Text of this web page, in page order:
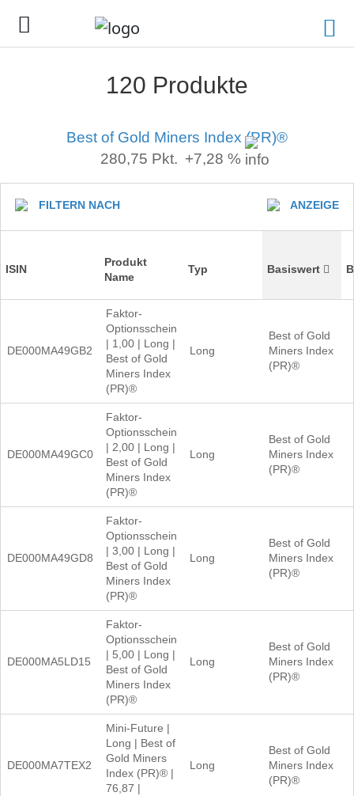
120 Produkte
Best of Gold Miners Index (PR)®
280,75 Pkt. +7,28 %
FILTERN NACH ANZEIGE
ISIN
Produkt
Name
Typ Basiswert
DE000MA49GB2
Faktor-
Optionsschein
| 1,00 | Long |
Best of Gold
Miners Index
(PR)®
Long
Best of Gold
Miners Index
(PR)®
DE000MA49GC0
Faktor-
Optionsschein
| 2,00 | Long |
Best of Gold
Miners Index
(PR)®
Long
Best of Gold
Miners Index
(PR)®
DE000MA49GD8
Faktor-
Optionsschein
| 3,00 | Long |
Best of Gold
Miners Index
(PR)®
Long
Best of Gold
Miners Index
(PR)®
DE000MA5LD15
Faktor-
Optionsschein
| 5,00 | Long |
Best of Gold
Miners Index
(PR)®
Long
Best of Gold
Miners Index
(PR)®
DE000MA7TEX2
Mini-Future |
Long | Best of
Gold Miners
Index (PR)® |
76,87 |
Long
Best of Gold
Miners Index
(PR)®